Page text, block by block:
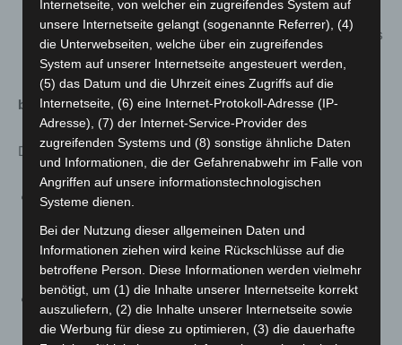
in verschiedenen Stadtteilen zum Selbster-kunden,
digital zum Beispiel über Action Bound oder analog als
Miniheftchen)
b. Digital:
Digitale Angebote, zum Besipiel
TanzHybrid 3×3: Videos rund um Tanz, Perfomance
Sonia Rastelli (vom STZ Lister Turm und dem FZH
Linden)
Aus dem Rahmen gefallen: Corona-tauglicher Online-
Foto-Kurs des FZH Vahrenwald
Internetseite, von welcher ein zugreifendes System auf
unsere Internetseite gelangt (sogenannte Referrer), (4)
die Unterwebseiten, welche über ein zugreifendes
System auf unserer Internetseite angesteuert werden,
(5) das Datum und die Uhrzeit eines Zugriffs auf die
Internetseite, (6) eine Internet-Protokoll-Adresse (IP-
Adresse), (7) der Internet-Service-Provider des
zugreifenden Systems und (8) sonstige ähnliche Daten
und Informationen, die der Gefahrenabwehr im Falle von
Angriffen auf unsere informationstechnologischen
Systeme dienen.
Bei der Nutzung dieser allgemeinen Daten und
Informationen ziehen wird keine Rückschlüsse auf die
betroffene Person. Diese Informationen werden vielmehr
benötigt, um (1) die Inhalte unserer Internetseite korrekt
auszuliefern, (2) die Inhalte unserer Internetseite sowie
die Werbung für diese zu optimieren, (3) die dauerhafte